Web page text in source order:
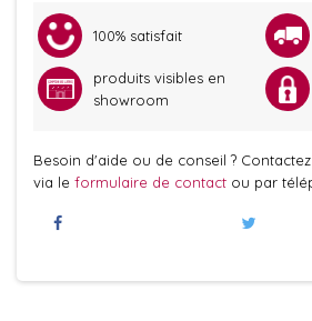
100% satisfait
produits visibles en
showroom
Besoin d'aide ou de conseil ?
via le formulaire de contact ou par